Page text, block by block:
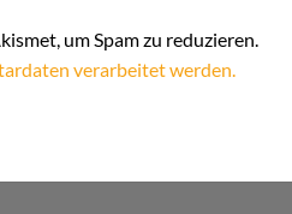
um Spam zu reduzieren.
verarbeitet werden.